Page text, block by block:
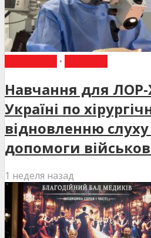
•
Навчання для ЛОР-
Україні по
відновленню
допомоги
1 неделя назад